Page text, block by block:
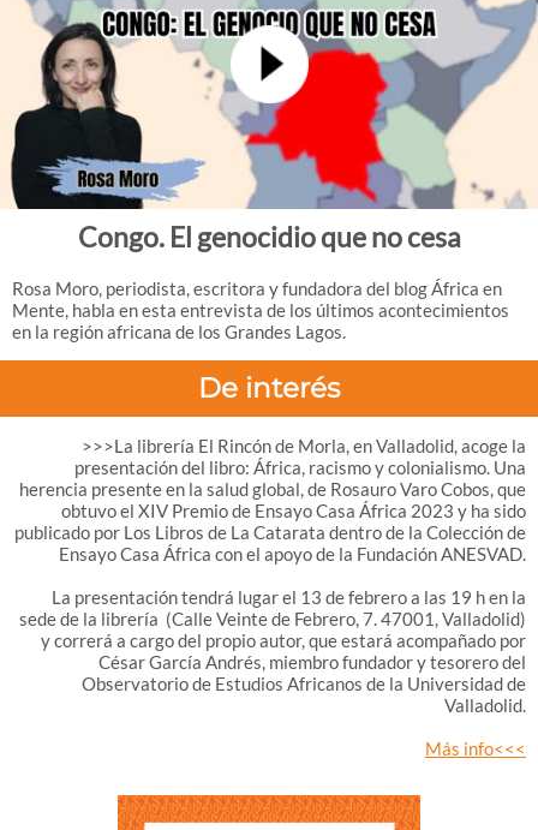
Congo. El genocidio que no cesa
Rosa Moro, periodista, escritora y fundadora del blog África en
Mente, habla en esta entrevista de los últimos acontecimientos
en la región africana de los Grandes Lagos.
De interés
>>>La librería El Rincón de Morla, en Valladolid, acoge la
presentación del libro: África, racismo y colonialismo. Una
herencia presente en la salud global, de Rosauro Varo Cobos, que
obtuvo el XIV Premio de Ensayo Casa África 2023 y ha sido
publicado por Los Libros de La Catarata dentro de la Colección de
Ensayo Casa África con el apoyo de la Fundación ANESVAD.
La presentación tendrá lugar el 13 de febrero a las 19 h en la
sede de la librería (Calle Veinte de Febrero, 7. 47001, Valladolid)
y correrá a cargo del propio autor, que estará acompañado por
César García Andrés, miembro fundador y tesorero del
Observatorio de Estudios Africanos de la Universidad de
Valladolid.
Más info<<<